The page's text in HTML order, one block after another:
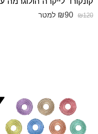
₪120
₪90 למטר